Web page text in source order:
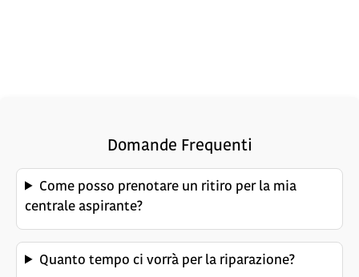
Domande Frequenti
Come posso prenotare un ritiro per la mia
centrale aspirante?
Quanto tempo ci vorrà per la riparazione?